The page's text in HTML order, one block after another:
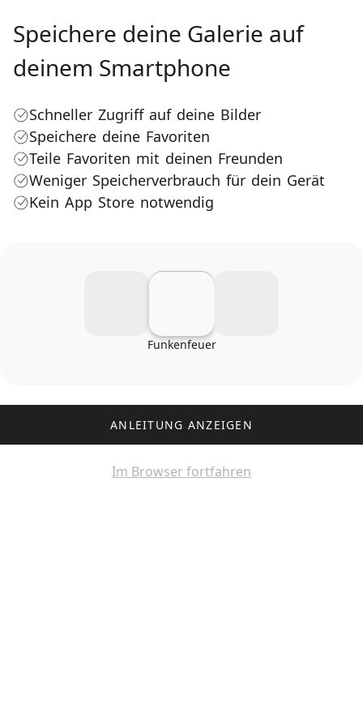
Speichere deine Galerie auf
deinem Smartphone
Schneller Zugriff auf deine Bilder
Speichere deine Favoriten
Teile Favoriten mit deinen Freunden
Weniger Speicherverbrauch für dein Gerät
Kein App Store notwendig
Funkenfeuer
ANLEITUNG ANZEIGEN
Im Browser fortfahren